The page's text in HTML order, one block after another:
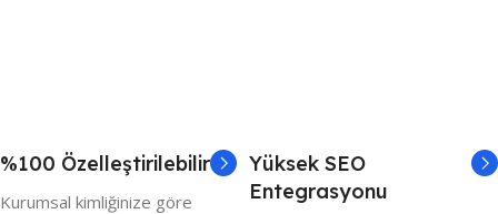
%100 Özelleştirilebilir
Kurumsal kimliğinize göre
Yüksek SEO
Entegrasyonu